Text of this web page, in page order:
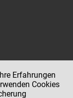
Erfahrungen
Cookies